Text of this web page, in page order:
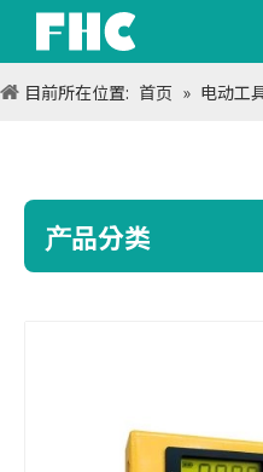
目前所在位置: 首页 » 电动工
产品分类